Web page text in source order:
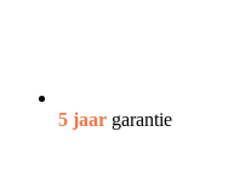
5 jaar garantie